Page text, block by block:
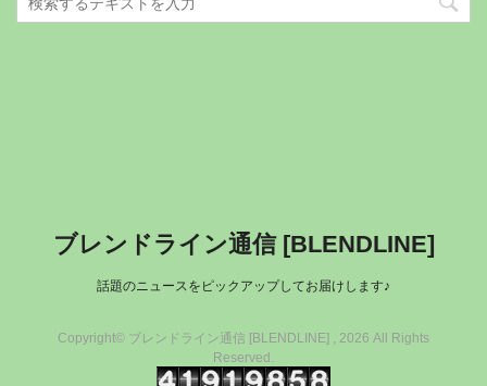
ブレンドライン通信 [BLENDLINE]
話題のニュースをピックアップしてお届けします♪
Copyright© ブレンドライン通信 [BLENDLINE] , 2026 All Rights
Reserved.